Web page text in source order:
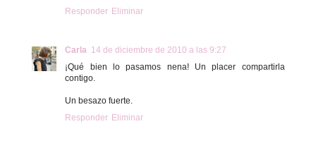
Responder Eliminar
Carla 14 de diciembre de 2010 a las 9:27
¡Qué bien lo pasamos nena! Un placer compartirla
contigo.
Un besazo fuerte.
Responder Eliminar